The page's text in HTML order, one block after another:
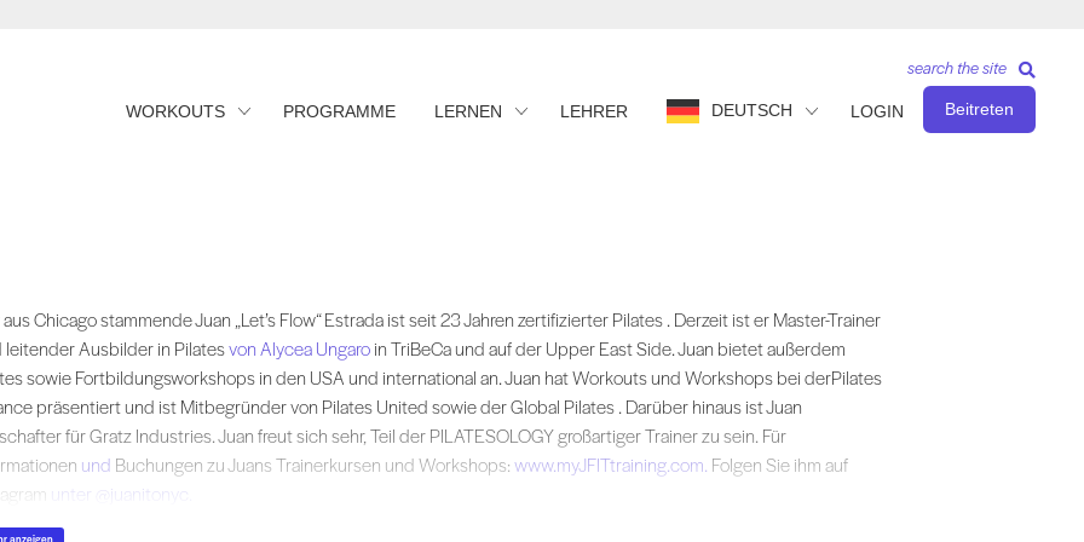
WORKOUTS PROGRAMME LERNEN LEHRER DEUTSCH LOGIN Beitreten
search the site
aus Chicago stammende Juan „Let’s Flow“ Estrada ist seit 23 Jahren zertifizierter Pilates . Derzeit ist er Master-Trainer und leitender
Chicago stammende Juan „Let’s Flow“ Estrada ist seit 23 Jahren zertifizierter Pilates . Derzeit ist er Master-Trainer
leitender Ausbilder in Pilatesvon Alycea Ungaroin TriBeCa und auf der Upper East Side. Juan bietet außerdem
sowie Fortbildungsworkshops in den USA und international an. Juan hat Workouts und Workshops bei derPilates
präsentiert und ist Mitbegründer von Pilates United sowie der Global Pilates . Darüber hinaus ist Juan
für Gratz Industries. Juan freut sich sehr, Teil der PILATESOLOGY großartiger Trainer zu sein. Für
und Buchungen zu Juans Trainerkursen und Workshops:www.myJFITtraining.com. Folgen Sie ihm auf
unter @juanitonyc.
anzeigen